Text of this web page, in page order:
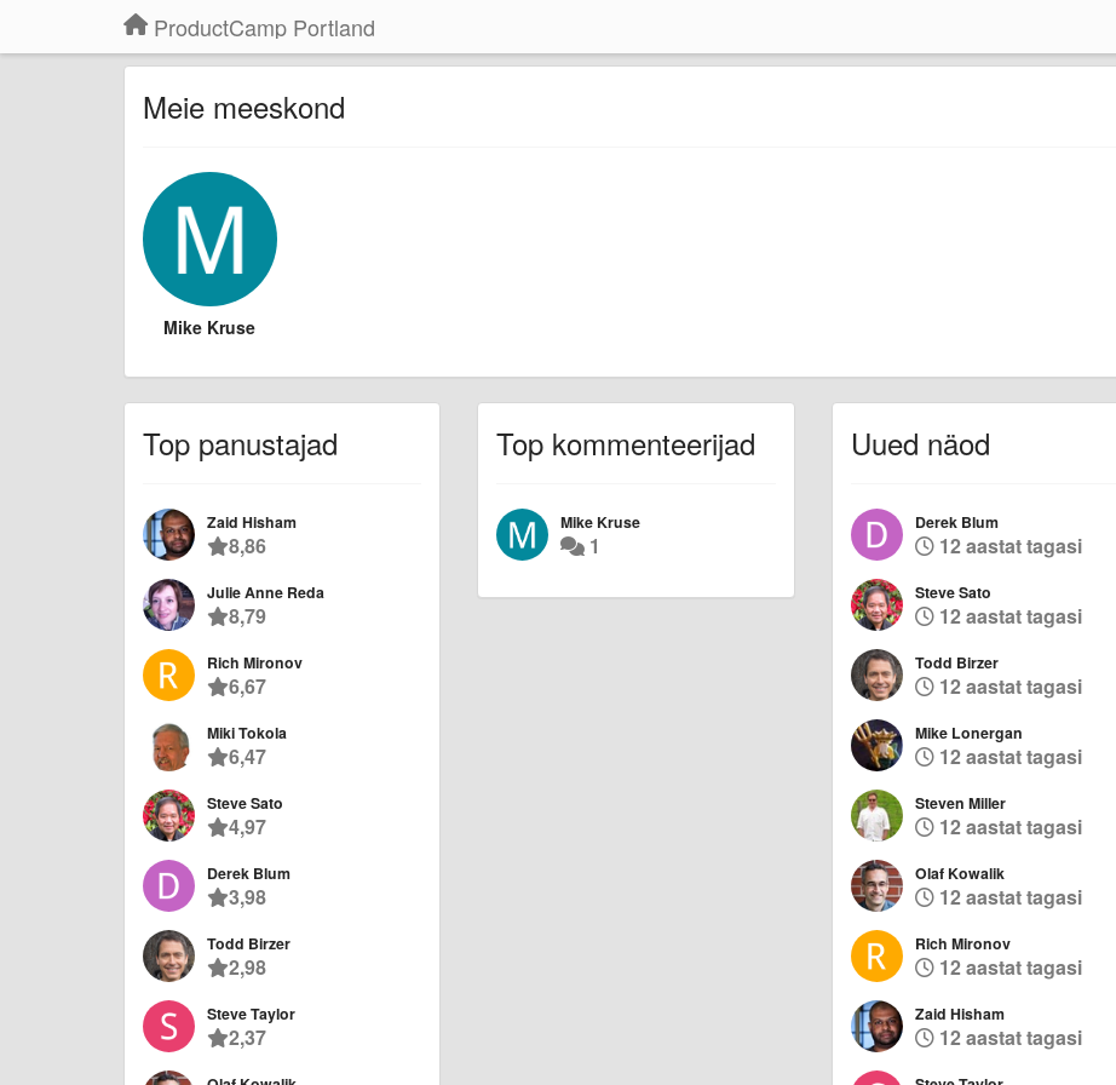
ProductCamp Portland
Meie meeskond
Mike Kruse
Top panustajad
Zaid Hisham
8,86
Julie Anne Reda
8,79
Rich Mironov
6,67
Miki Tokola
6,47
Steve Sato
4,97
Derek Blum
3,98
Todd Birzer
2,98
Steve Taylor
2,37
Top kommenteerijad
Mike Kruse
1
Uued näod
Derek Blum
12 aastat tagasi
Steve Sato
12 aastat tagasi
Todd Birzer
12 aastat tagasi
Mike Lonergan
12 aastat tagasi
Steven Miller
12 aastat tagasi
Olaf Kowalik
12 aastat tagasi
Rich Mironov
12 aastat tagasi
Zaid Hisham
12 aastat tagasi